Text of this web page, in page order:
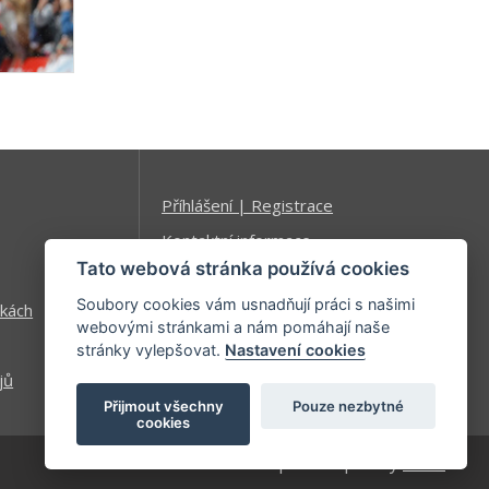
Příhlášení | Registrace
Kontaktní informace
Mapa stránek
Tato webová stránka používá cookies
Soubory cookies vám usnadňují práci s našimi
webovými stránkami a nám pomáhají naše
stránky vylepšovat. Nastavení cookies
Přijmout všechny
cookies
Pouze nezbytné